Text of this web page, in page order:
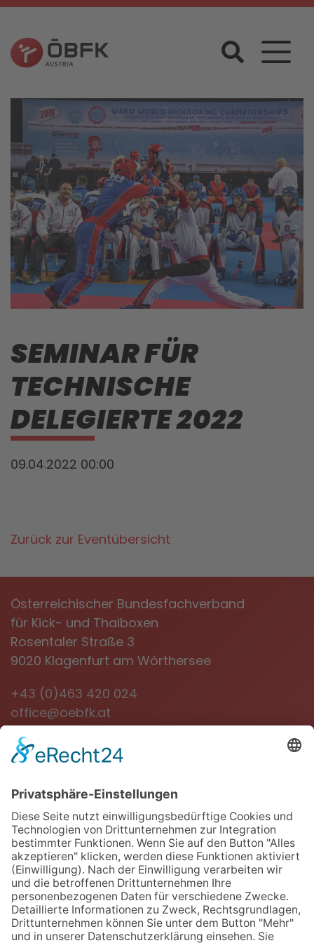
SEMINAR FÜR
TECHNISCHE
DELEGIERTE 2022
09.04.2022 00:00
Zurück zur Eventübersicht
Österreichischer Bundesfachverband
für Kick- und Thaiboxen
Rosentaler Straße 3
9020 Klagenfurt am Wörthersee
+43 (0)463 420 024
office@oebfk.at
NEWSLETTER
Jetzt anmelden